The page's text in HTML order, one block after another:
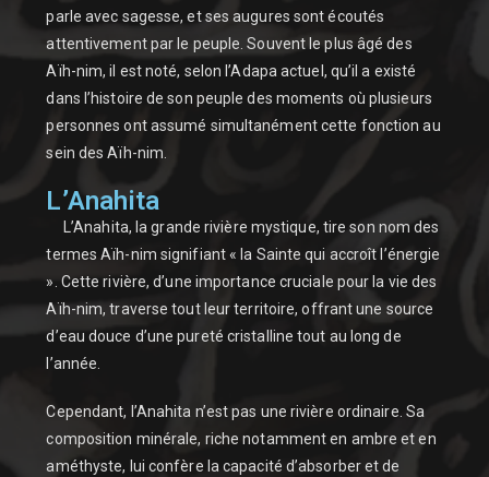
parle avec sagesse, et ses augures sont écoutés
attentivement par le peuple. Souvent le plus âgé des
Aïh-nim, il est noté, selon l’Adapa actuel, qu’il a existé
dans l’histoire de son peuple des moments où plusieurs
personnes ont assumé simultanément cette fonction au
sein des Aïh-nim.
L’Anahita
L’Anahita, la grande rivière mystique, tire son nom des
termes Aïh-nim signifiant « la Sainte qui accroît l’énergie
». Cette rivière, d’une importance cruciale pour la vie des
Aïh-nim, traverse tout leur territoire, offrant une source
d’eau douce d’une pureté cristalline tout au long de
l’année.
Cependant, l’Anahita n’est pas une rivière ordinaire. Sa
composition minérale, riche notamment en ambre et en
améthyste, lui confère la capacité d’absorber et de